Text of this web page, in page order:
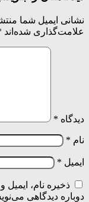
نشانی ایمیل شما
علامت‌گذاری شده‌اند
دیدگاه *
نام *
ایمیل *
ذخیره نام،
دوباره دیدگاهی